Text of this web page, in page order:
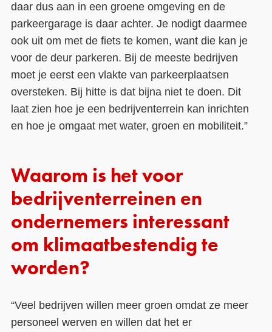
daar dus aan in een groene omgeving en de
parkeergarage is daar achter. Je nodigt daarmee
ook uit om met de fiets te komen, want die kan je
voor de deur parkeren. Bij de meeste bedrijven
moet je eerst een vlakte van parkeerplaatsen
oversteken. Bij hitte is dat bijna niet te doen. Dit
laat zien hoe je een bedrijventerrein kan inrichten
en hoe je omgaat met water, groen en mobiliteit.”
Waarom is het voor
bedrijventerreinen en
ondernemers interessant
om klimaatbestendig te
worden?
“Veel bedrijven willen meer groen omdat ze meer
personeel werven en willen dat het er